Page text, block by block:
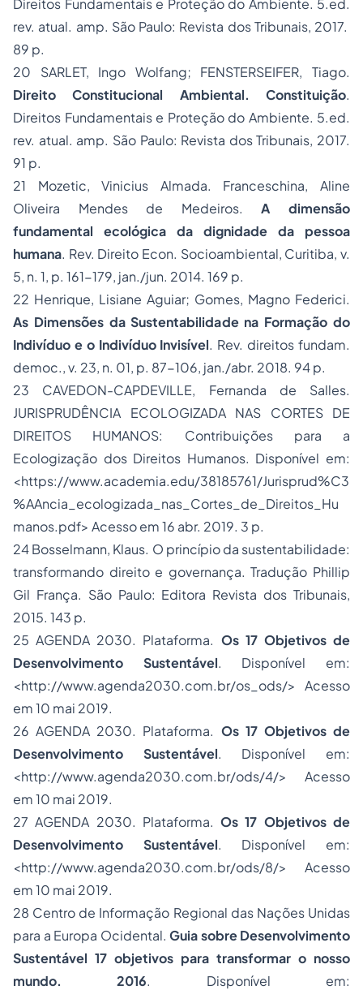
Direitos Fundamentais e Proteção do Ambiente. 5.ed.
rev. atual. amp. São Paulo: Revista dos Tribunais, 2017.
89 p.
20 SARLET, Ingo Wolfang; FENSTERSEIFER, Tiago.
Direito Constitucional Ambiental. Constituição.
Direitos Fundamentais e Proteção do Ambiente. 5.ed.
rev. atual. amp. São Paulo: Revista dos Tribunais, 2017.
91 p.
21 Mozetic, Vinicius Almada. Franceschina, Aline
Oliveira Mendes de Medeiros.A dimensão
fundamental ecológica da dignidade da pessoa
humana. Rev. Direito Econ. Socioambiental, Curitiba, v.
5, n. 1, p. 161-179, jan./jun. 2014. 169 p.
22 Henrique, Lisiane Aguiar; Gomes, Magno Federici.
As Dimensões da Sustentabilidade na Formação do
Indivíduo e o Indivíduo Invisível. Rev. direitos fundam.
democ., v. 23, n. 01, p. 87-106, jan./abr. 2018. 94 p.
23 CAVEDON-CAPDEVILLE, Fernanda de Salles.
JURISPRUDÊNCIA ECOLOGIZADA NAS CORTES DE
DIREITOS HUMANOS: Contribuições para a
Ecologização dos Direitos Humanos. Disponível em:
<https://www.academia.edu/38185761/Jurisprud%C3
%AAncia_ecologizada_nas_Cortes_de_Direitos_Hu
manos.pdf> Acesso em 16 abr. 2019. 3 p.
24 Bosselmann, Klaus. O princípio da sustentabilidade:
transformando direito e governança. Tradução Phillip
Gil França. São Paulo: Editora Revista dos Tribunais,
2015. 143 p.
25 AGENDA 2030. Plataforma. Os 17 Objetivos de
Desenvolvimento Sustentável. Disponível em:
<http://www.agenda2030.com.br/os_ods/> Acesso
em 10 mai 2019.
26 AGENDA 2030. Plataforma. Os 17 Objetivos de
Desenvolvimento Sustentável. Disponível em:
<http://www.agenda2030.com.br/ods/4/> Acesso
em 10 mai 2019.
27 AGENDA 2030. Plataforma.Os 17 Objetivos de
Desenvolvimento Sustentável. Disponível em:
<http://www.agenda2030.com.br/ods/8/> Acesso
em 10 mai 2019.
28 Centro de Informação Regional das Nações Unidas
para a Europa Ocidental. Guia sobre Desenvolvimento
Sustentável 17 objetivos para transformar o nosso
mundo.2016. Disponível em: